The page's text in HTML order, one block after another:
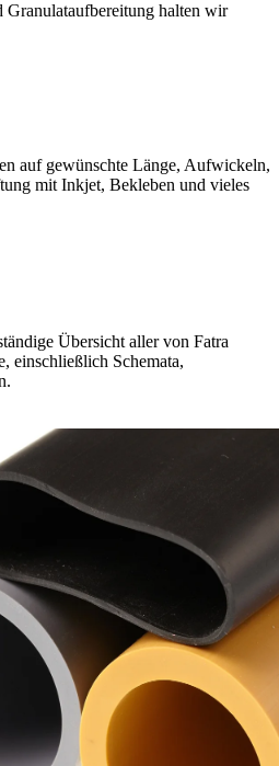
Granulataufbereitung halten wir
auf gewünschte Länge, Aufwickeln,
mit Inkjet, Bekleben und vieles
Übersicht aller von Fatra
einschließlich Schemata,